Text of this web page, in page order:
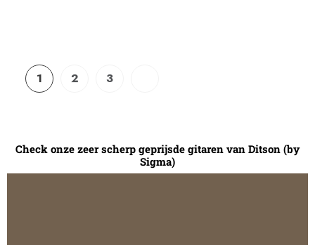
1 2 3
Check onze zeer scherp geprijsde gitaren van Ditson (by
Sigma)